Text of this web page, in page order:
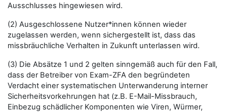
Ausschlusses hingewiesen wird.
(2) Ausgeschlossene Nutzer*innen können wieder
zugelassen werden, wenn sichergestellt ist, dass das
missbräuchliche Verhalten in Zukunft unterlassen wird.
(3) Die Absätze 1 und 2 gelten sinngemäß auch für den Fall,
dass der Betreiber von Exam-ZFA den begründeten
Verdacht einer systematischen Unterwanderung interner
Sicherheitsvorkehrungen hat (z.B. E-Mail-Missbrauch,
Einbezug schädlicher Komponenten wie Viren, Würmer,